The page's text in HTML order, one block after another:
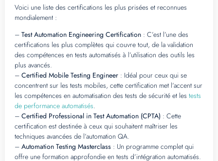
Voici une liste des certifications les plus prisées et reconnues
mondialement :
– Test Automation Engineering Certification : C’est l’une des
certifications les plus complètes qui couvre tout, de la validation
des compétences en tests automatisés à l’utilisation des outils les
plus avancés.
– Certified Mobile Testing Engineer : Idéal pour ceux qui se
concentrent sur les tests mobiles, cette certification met l’accent sur
les compétences en automatisation des tests de sécurité et les tests
de performance automatisés.
– Certified Professional in Test Automation (CPTA) : Cette
certification est destinée à ceux qui souhaitent maîtriser les
techniques avancées de l’automation QA.
– Automation Testing Masterclass : Un programme complet qui
offre une formation approfondie en tests d’intégration automatisés.